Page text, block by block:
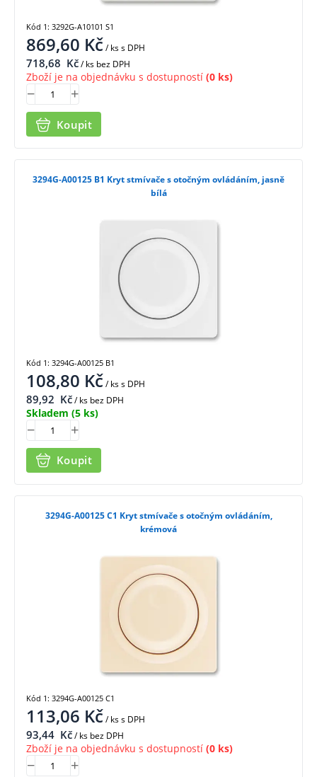
869,60 Kč/ kss DPH
718,68 Kč/ ks bez DPH
Zboží je na objednávku s dostupností (0 ks)
Koupit
Kód 1: 3292G-A10101 S1
3294G-A00125 B1 Kryt stmívače s otočným ovládáním, jasně
bílá
108,80 Kč/ kss DPH
89,92 Kč/ ks bez DPH
Skladem (5 ks)
Koupit
Kód 1: 3294G-A00125 B1
3294G-A00125 C1 Kryt stmívače s otočným ovládáním,
krémová
113,06 Kč/ kss DPH
93,44 Kč/ ks bez DPH
Zboží je na objednávku s dostupností (0 ks)
Kód 1: 3294G-A00125 C1